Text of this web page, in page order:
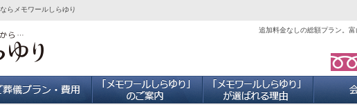
追加料金なしの総額プラン。
らメモワールしらゆり
ご葬儀プラン・費用 「メモワールしらゆり」のご案内